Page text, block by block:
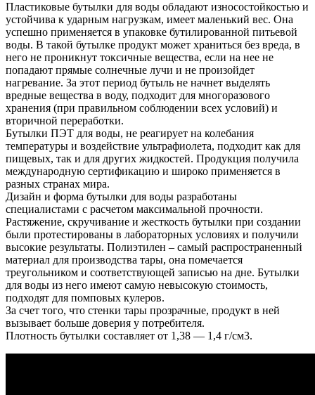
Пластиковые бутылки для воды обладают износостойкостью и
устойчива к ударным нагрузкам, имеет маленький вес. Она
успешно применяется в упаковке бутилированной питьевой
воды. В такой бутылке продукт может храниться без вреда, в
него не проникнут токсичные вещества, если на нее не
попадают прямые солнечные лучи и не произойдет
нагревание. За этот период бутыль не начнет выделять
вредные вещества в воду, подходит для многоразового
хранения (при правильном соблюдении всех условий) и
вторичной переработки.
Бутылки ПЭТ для воды, не реагирует на колебания
температуры и воздействие ультрафиолета, подходит как для
пищевых, так и для других жидкостей. Продукция получила
международную сертификацию и широко применяется в
разных странах мира.
Дизайн и форма бутылки для воды разработаны
специалистами с расчетом максимальной прочности.
Растяжение, скручивание и жесткость бутылки при создании
были протестированы в лабораторных условиях и получили
высокие результаты. Полиэтилен – самый распространенный
материал для производства тары, она помечается
треугольником и соответствующей записью на дне. Бутылки
для воды из него имеют самую невысокую стоимость,
подходят для помповых кулеров.
За счет того, что стенки тары прозрачные, продукт в ней
вызывает больше доверия у потребителя.
Плотность бутылки составляет от 1,38 — 1,4 г/см3.